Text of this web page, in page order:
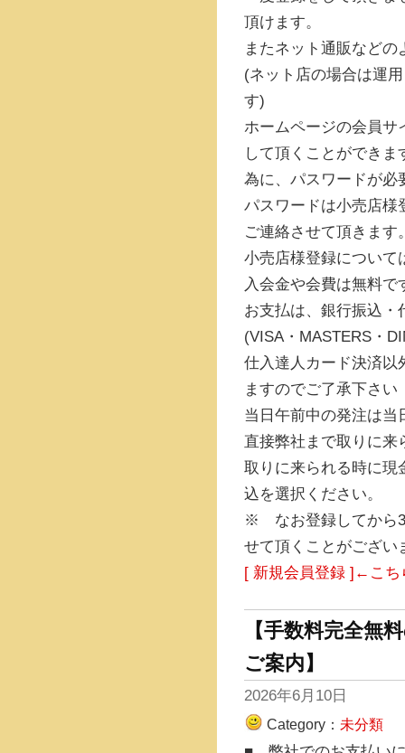
頂けます。
またネット通販など
(ネット店の場合は運
す)
ホームページの会員サ
して頂くことができ
為に、パスワードが必
パスワードは小売店様
ご連絡させて頂きます
小売店様登録について
入会金や会費は無料で
お支払は、銀行振込・
(VISA・MASTERS・
仕入達人カード決済以
ますのでご了承下さい
当日午前中の発注は当
直接弊社まで取りに来
取りに来られる時に現
込を選択ください。
※ なお登録してから3
せて頂くことがござい
[ 新規会員登録 ]←こち
【手数料完全無
ご案内】
2026年6月10日
Category： 未分類